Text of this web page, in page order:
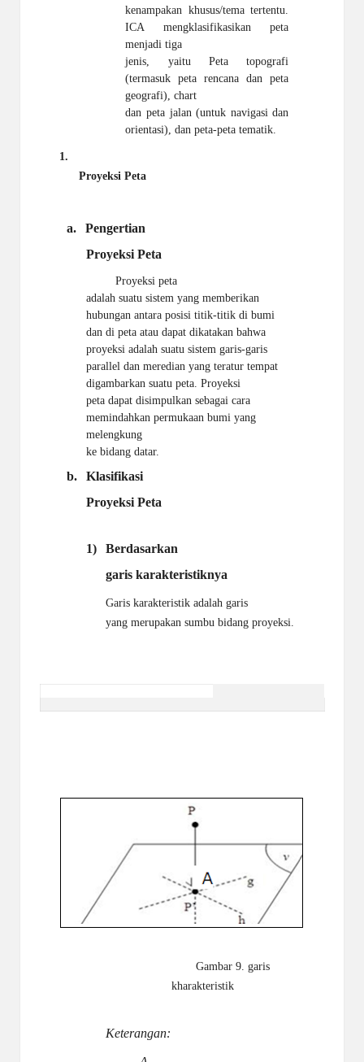
kenampakan khusus/tema tertentu.
ICA mengklasifikasikan peta
menjadi tiga
jenis, yaitu Peta topografi
(termasuk peta rencana dan peta
geografi), chart
dan peta jalan (untuk navigasi dan
orientasi), dan peta-peta tematik.
1.
Proyeksi Peta
a.
Pengertian
Proyeksi Peta
Proyeksi peta
adalah suatu sistem yang memberikan
hubungan antara posisi titik-titik di bumi
dan di peta atau dapat dikatakan bahwa
proyeksi adalah suatu sistem garis-garis
parallel dan meredian yang teratur tempat
digambarkan suatu peta. Proyeksi
peta dapat disimpulkan sebagai cara
memindahkan permukaan bumi yang
melengkung
ke bidang datar.
b.
Klasifikasi
Proyeksi Peta
1)
Berdasarkan
garis karakteristiknya
Garis karakteristik adalah garis
yang merupakan sumbu bidang proyeksi.
Gambar 9. garis
kharakteristik
Keterangan: